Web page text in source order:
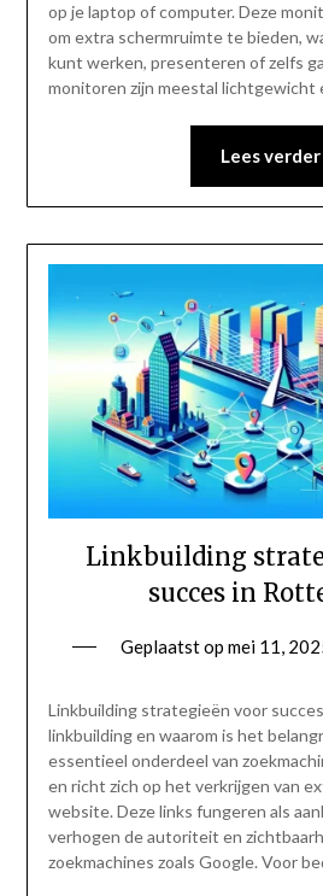
op je laptop of computer. Deze
om extra schermruimte te bieden,
kunt werken, presenteren of zelfs
monitoren zijn meestal lichtgewicht
Lees verder
Linkbuilding
succes in
Geplaatst op mei 11,
Linkbuilding strategieën voor
linkbuilding en waarom is het
essentieel onderdeel van
en richt zich op het verkrijgen van
website. Deze links fungeren als
verhogen de autoriteit en
zoekmachines zoals Google. Voor